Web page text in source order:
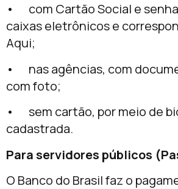
• com Cartão Social e
caixas eletrônicos e
Aqui;
• nas agências, com
com foto;
• sem cartão, por meio de
cadastrada.
Para servidores públicos
O Banco do Brasil faz o